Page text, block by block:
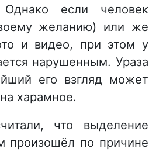
если человек
желанию) или же
и видео, при этом у
нарушенным. Ураза
его взгляд может
харамное.
что выделение
произошёл по причине